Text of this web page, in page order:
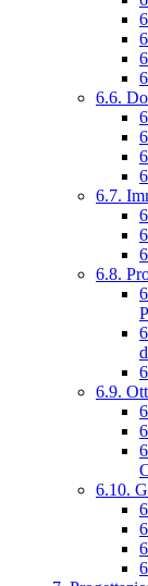
6.6.
6.7.
6.8.
6.9.
6.10.